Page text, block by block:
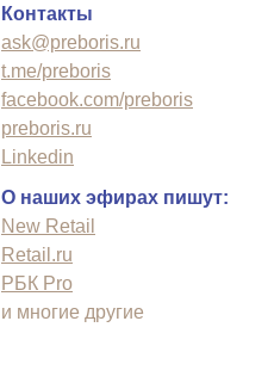
Контакты
ask@preboris.ru
t.me/preboris
facebook.com/preboris
preboris.ru
Linkedin
О наших эфирах пишут:
New Retail
Retail.ru
РБК Pro
и многие другие